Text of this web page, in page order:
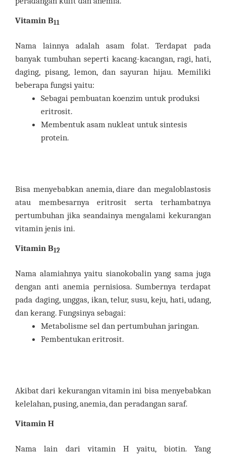
Vitamin B11
Nama lainnya adalah asam folat. Terdapat pada
banyak tumbuhan seperti kacang-kacangan, ragi, hati,
daging, pisang, lemon, dan sayuran hijau. Memiliki
beberapa fungsi yaitu:
Sebagai pembuatan koenzim untuk produksi
eritrosit.
Membentuk asam nukleat untuk sintesis
protein.
Bisa menyebabkan anemia, diare dan megaloblastosis
atau membesarnya eritrosit serta terhambatnya
pertumbuhan jika seandainya mengalami kekurangan
vitamin jenis ini.
Vitamin B12
Nama alamiahnya yaitu sianokobalin yang sama juga
dengan anti anemia pernisiosa. Sumbernya terdapat
pada daging, unggas, ikan, telur, susu, keju, hati, udang,
dan kerang. Fungsinya sebagai:
Metabolisme sel dan pertumbuhan jaringan.
Pembentukan eritrosit.
Akibat dari kekurangan vitamin ini bisa menyebabkan
kelelahan, pusing, anemia, dan peradangan saraf.
Vitamin H
Nama lain dari vitamin H yaitu, biotin. Yang